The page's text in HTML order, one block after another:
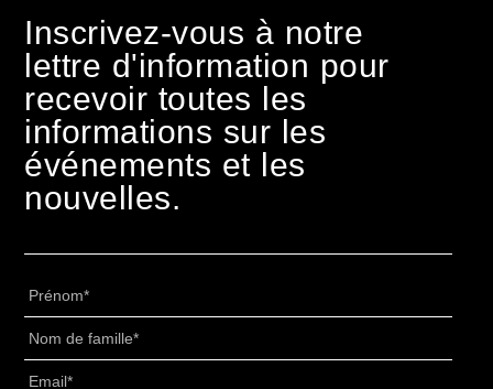
Inscrivez-vous à notre
lettre d'information pour
recevoir toutes les
informations sur les
événements et les
nouvelles.
de
famille